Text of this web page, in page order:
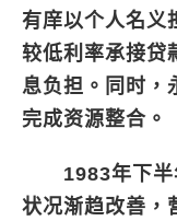
有庠以个人名义
较低利率承接贷
息负担。同时，
完成资源整合。
1983年下半
状况渐趋改善，